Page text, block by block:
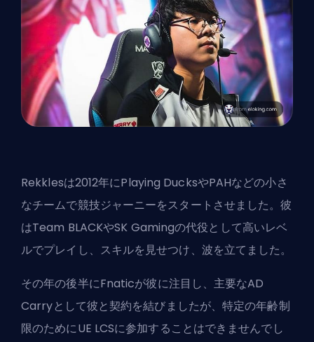
Rekklesは2012年にPlaying DucksやPAHなどの小さ
なチームで競技ジャーニーをスタートさせました。彼
はTeam BLACKやSK Gamingの代役として高いレベ
ルでプレイし、スキルを見せつけ、波を立てました。
その年の後半にFnaticが彼に注目し、主要なAD
Carryとして彼と契約を結びましたが、特定の年齢制
限のためにUE LCSに参加することはできませんでし